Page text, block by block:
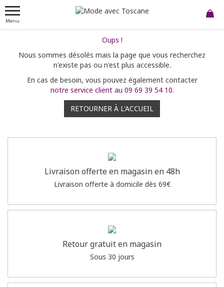
Menu
Oups !
Nous sommes désolés mais la page que vous recherchez
n'existe pas ou n'est plus accessible.
En cas de besoin, vous pouvez également contacter
notre service client au 09 69 39 54 10.
RETOURNER À L'ACCUEIL
Livraison offerte en magasin en 48h
Livraison offerte à domicile dès 69€
Retour gratuit en magasin
Sous 30 jours